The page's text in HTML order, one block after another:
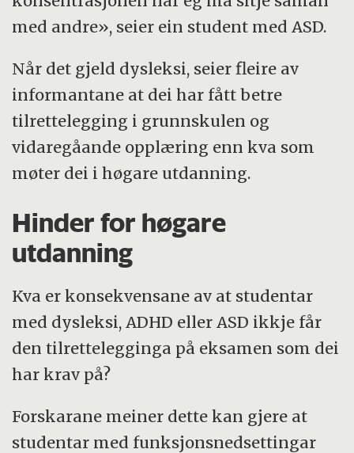
med andre», seier ein student med ASD.
Når det gjeld dysleksi, seier fleire av
informantane at dei har fått betre
tilrettelegging i grunnskulen og
vidaregåande opplæring enn kva som
møter dei i høgare utdanning.
Hinder for høgare
utdanning
Kva er konsekvensane av at studentar
med dysleksi, ADHD eller ASD ikkje får
den tilrettelegginga på eksamen som dei
har krav på?
Forskarane meiner dette kan gjere at
studentar med funksjonsnedsettingar